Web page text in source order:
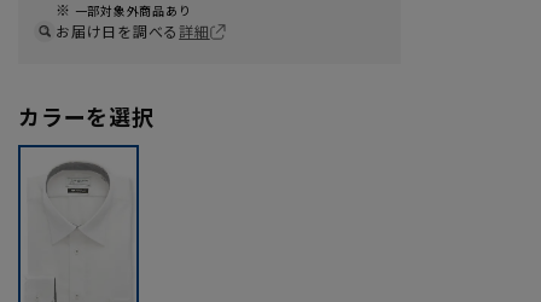
一部対象外商品あり
お届け日を調べる詳細
カラーを選択